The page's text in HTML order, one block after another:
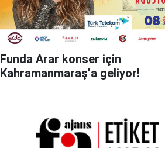
Funda Arar konser için
Kahramanmaraş’a geliyor!